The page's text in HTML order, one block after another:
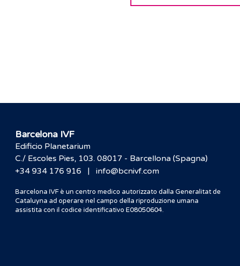
Barcelona IVF
Edificio Planetarium
C./ Escoles Pies, 103. 08017 - Barcellona (Spagna)
+34 934 176 916
| info@bcnivf.com
Barcelona IVF è un centro medico autorizzato dalla Generalitat de
Cataluyna ad operare nel campo della riproduzione umana
assistita con il codice identificativo E08050604.